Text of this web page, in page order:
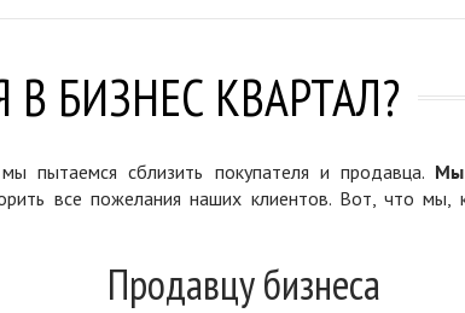
БИЗНЕС КВАРТАЛ?
пытаемся сблизить покупателя и продавца.
все пожелания наших клиентов. Вот, что мы,
Продавцу бизнеса